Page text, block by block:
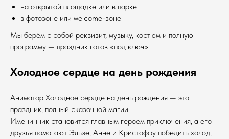
на открытой площадке или в парке
в фотозоне или welcome-зоне
Мы берём с собой реквизит, музыку, костюм и полную
программу — праздник готов «под ключ».
Холодное сердце на день рождения
Аниматор Холодное сердце на день рождения — это
праздник, полный сказочной магии.
Именинник становится главным героем приключения, а его
друзья помогают Эльзе, Анне и Кристоффу победить холод,